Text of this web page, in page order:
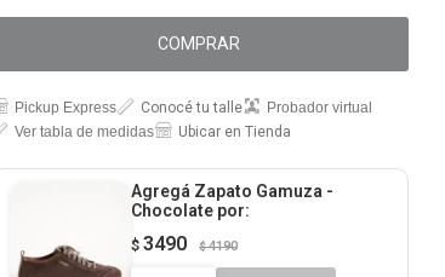
COMPRAR
Pickup Express Conocé tu talle
Probador virtual
Ver tabla de medidas
Ubicar en Tienda
Agregá Zapato Gamuza -
Chocolate por:
$ 3490 $ 4190